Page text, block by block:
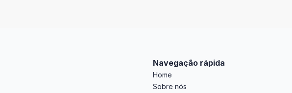
Navegação rápida
Home
Sobre nós